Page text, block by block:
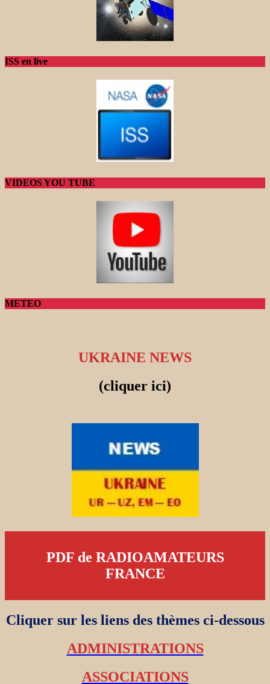
ISS en live
VIDEOS YOU TUBE
METEO
UKRAINE NEWS
(cliquer ici)
PDF de RADIOAMATEURS
FRANCE
Cliquer sur les liens des thèmes ci-dessous
ADMINISTRATIONS
ASSOCIATIONS